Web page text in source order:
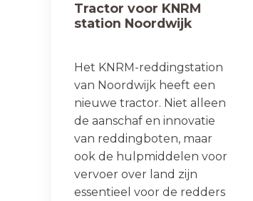
Tractor voor KNRM
station Noordwijk
Het KNRM-reddingstation
van Noordwijk heeft een
nieuwe tractor. Niet alleen
de aanschaf en innovatie
van reddingboten, maar
ook de hulpmiddelen voor
vervoer over land zijn
essentieel voor de redders